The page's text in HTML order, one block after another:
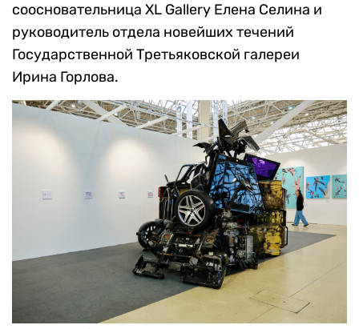
соосновательница XL Gallery Елена Селина и
руководитель отдела новейших течений
Государственной Третьяковской галереи
Ирина Горлова.